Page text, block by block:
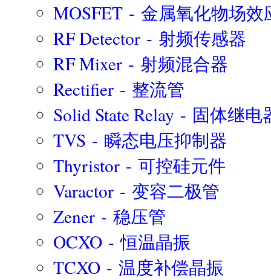
MOSFET - 金属氧化物场效
RF Detector - 射频传感器
RF Mixer - 射频混合器
Rectifier - 整流管
Solid State Relay - 固体继电
TVS - 瞬态电压抑制器
Thyristor - 可控硅元件
Varactor - 变容二极管
Zener - 稳压管
OCXO - 恒温晶振
TCXO - 温度补偿晶振